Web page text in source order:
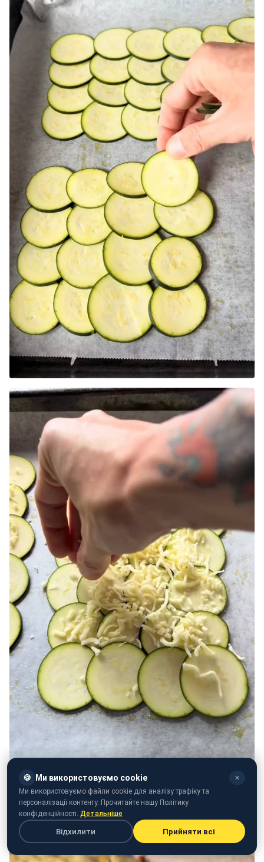
🍪 Ми використовуємо cookie ✕
Ми використовуємо файли cookie для аналізу трафіку та
персоналізації контенту. Прочитайте нашу Політику
конфіденційності. Детальніше
Відхилити Прийняти всі